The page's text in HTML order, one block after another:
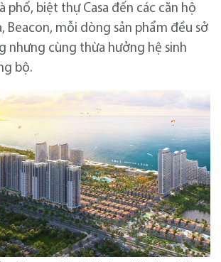
phố, biệt thự Casa đến các căn hộ
Beacon, mỗi dòng sản phẩm đều sở
nhưng cùng thừa hưởng hệ sinh
bộ.